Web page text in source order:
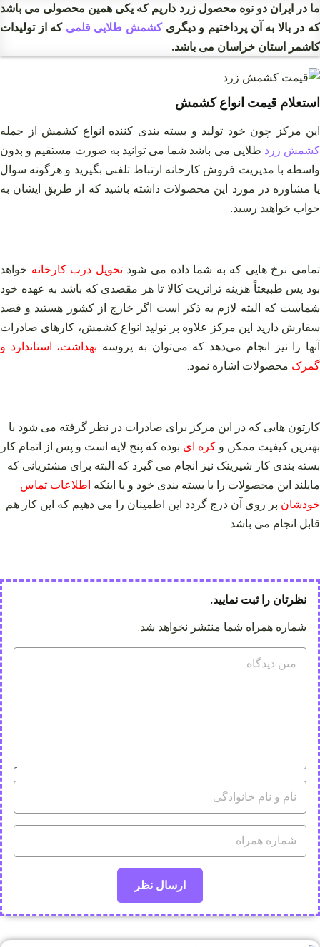
ما در ایران دو نوه محصول زرد داریم که یکی همین محصولی می باشد
که در بالا به آن پرداختیم و دیگریکشمش طلایی قلمی که از تولیدات
کاشمر استان خراسان می باشد.
استعلام قیمت انواع کشمش
این مرکز چون خود تولید و بسته بندی کننده انواع کشمش از جمله
کشمش زرد طلایی می باشد شما می توانید به صورت مستقیم و بدون
واسطه با مدیریت فروش کارخانه ارتباط تلفنی بگیرید و هرگونه سوال
یا مشاوره در مورد این محصولات داشته باشید که از طریق ایشان به
جواب خواهید رسید.
تمامی نرخ هایی که به شما داده می شودتحویل درب کارخانه خواهد
بود پس طبیعتاً هزینه ترانزیت کالا تا هر مقصدی که باشد به عهده خود
شماست که البته لازم به ذکر است اگر خارج از کشور هستید و قصد
سفارش دارید این مرکز علاوه بر تولید انواع کشمش، کارهای صادرات
آنها را نیز انجام می‌دهد که می‌توان به پروسه بهداشت، استاندارد و
گمرک محصولات اشاره نمود.
کارتون هایی که در این مرکز برای صادرات در نظر گرفته می شود با
بهترین کیفیت ممکن و کره ای بوده که پنج لایه است و پس از اتمام کار
بسته بندی کار شیرینک نیز انجام می گیرد که البته برای مشتریانی که
مایلند این محصولات را با بسته بندی خود و یا اینکه اطلاعات تماس
خودشان بر روی آن درج گردد این اطمینان را می دهیم که این کار هم
قابل انجام می باشد.
نظرتان را ثبت نمایید.
شماره همراه شما منتشر نخواهد شد.